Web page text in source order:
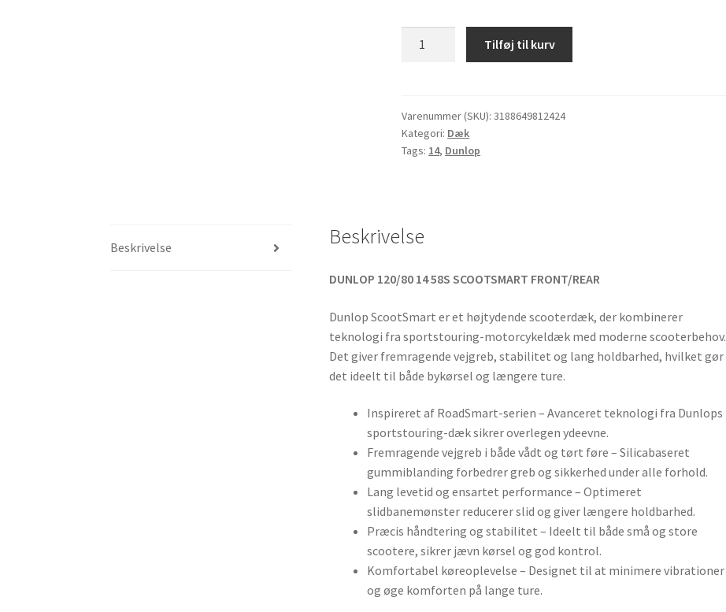
14
58S
TL
Tilføj til kurv
Varenummer (SKU):3188649812424
Kategori: Dæk
Tags: 14, Dunlop
Beskrivelse Beskrivelse
DUNLOP 120/80 14 58S SCOOTSMART FRONT/REAR
Dunlop ScootSmart er et højtydende scooterdæk, der kombinerer
teknologi fra sportstouring-motorcykeldæk med moderne scooterbehov.
Det giver fremragende vejgreb, stabilitet og lang holdbarhed, hvilket gør
det ideelt til både bykørsel og længere ture.
Inspireret af RoadSmart-serien – Avanceret teknologi fra Dunlops
sportstouring-dæk sikrer overlegen ydeevne.
Fremragende vejgreb i både vådt og tørt føre – Silicabaseret
gummiblanding forbedrer greb og sikkerhed under alle forhold.
Lang levetid og ensartet performance – Optimeret
slidbanemønster reducerer slid og giver længere holdbarhed.
Præcis håndtering og stabilitet – Ideelt til både små og store
scootere, sikrer jævn kørsel og god kontrol.
Komfortabel køreoplevelse – Designet til at minimere vibrationer
og øge komforten på lange ture.